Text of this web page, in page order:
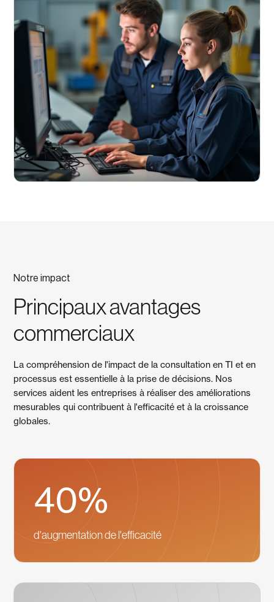
Notre impact
Principaux avantages
commerciaux
La compréhension de l'impact de la consultation en TI et en
processus est essentielle à la prise de décisions. Nos
services aident les entreprises à réaliser des améliorations
mesurables qui contribuent à l'efficacité et à la croissance
globales.
40%
d'augmentation de l'efficacité